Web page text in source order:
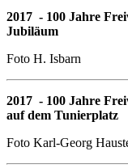
2017 - 100 Jahre
Jubiläum
Foto H. Isbarn
2017 - 100 Jahre
auf dem Tunierplatz
Foto Karl-Georg